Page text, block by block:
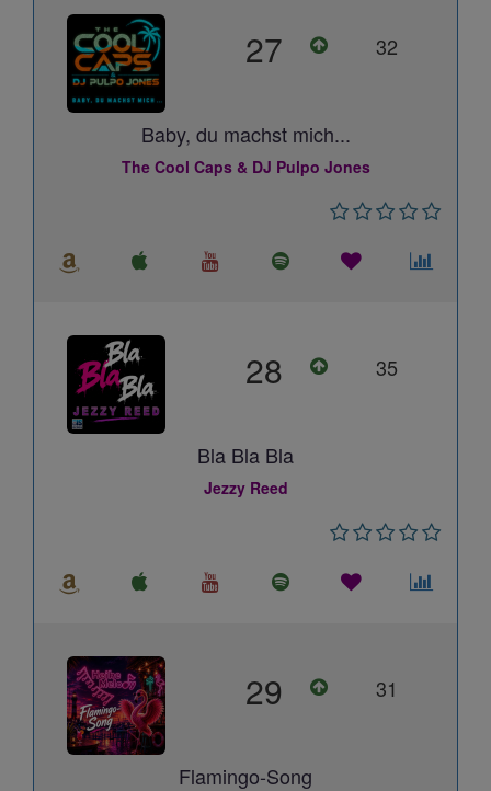
27 32
Baby, du machst mich...
The Cool Caps & DJ Pulpo Jones
28 35
Bla Bla Bla
Jezzy Reed
29 31
Flamingo-Song